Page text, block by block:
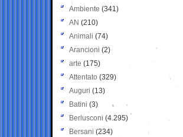
Ambiente (341)
AN (210)
Animali (74)
Arancioni (2)
arte (175)
Attentato (329)
Auguri (13)
Batini (3)
Berlusconi (4.295)
Bersani (234)